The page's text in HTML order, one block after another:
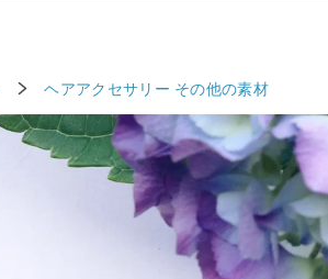
ヘアアクセサリー その他の素材